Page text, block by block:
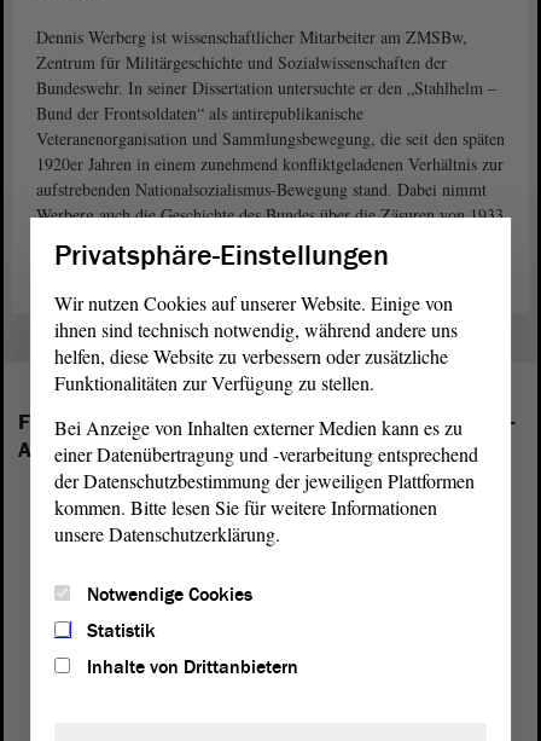
Dennis Werberg ist wissenschaftlicher Mitarbeiter am ZMSBw,
Zentrum für Militärgeschichte und Sozialwissenschaften der
Bundeswehr. In seiner Dissertation untersuchte er den „Stahlhelm –
Bund der Frontsoldaten“ als antirepublikanische
Veteranenorganisation und Sammlungsbewegung, die seit den späten
1920er Jahren in einem zunehmend konfliktgeladenen Verhältnis zur
aufstrebenden Nationalsozialismus-Bewegung stand. Dabei nimmt
Werberg auch die Geschichte des Bundes über die Zäsuren von 1933
und 1945 hinaus in den Blick.
Folgende Fraktionen sind im Landtag von Sachsen-
Anhalt vertreten:
Privatsphäre-Einstellungen
Wir nutzen Cookies auf unserer Website. Einige von
ihnen sind technisch notwendig, während andere uns
helfen, diese Website zu verbessern oder zusätzliche
Funktionalitäten zur Verfügung zu stellen.
Bei Anzeige von Inhalten externer Medien kann es zu
einer Datenübertragung und -verarbeitung entsprechend
der Datenschutzbestimmung der jeweiligen Plattformen
kommen. Bitte lesen Sie für weitere Informationen
unsere Datenschutzerklärung.
Notwendige Cookies
Statistik
Inhalte von Drittanbietern